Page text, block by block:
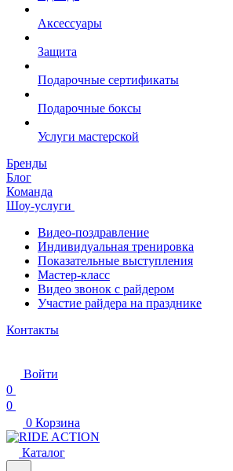
Аксессуары
Защита
Подарочные сертификаты
Подарочные боксы
Услуги мастерской
Бренды
Блог
Команда
Шоу-услуги
Видео-поздравление
Индивидуальная тренировка
Показательные выступления
Мастер-класс
Видео звонок с райдером
Участие райдера на празднике
Контакты
Войти
0
0
0 Корзина
Каталог